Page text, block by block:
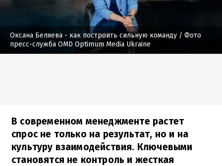
Оксана Беляева - как построить сильную команду / Фото
пресс-служба OMD Optimum Media Ukraine
В современном менеджменте растет
спрос не только на результат, но и на
культуру взаимодействия. Ключевыми
становятся не контроль и жесткая